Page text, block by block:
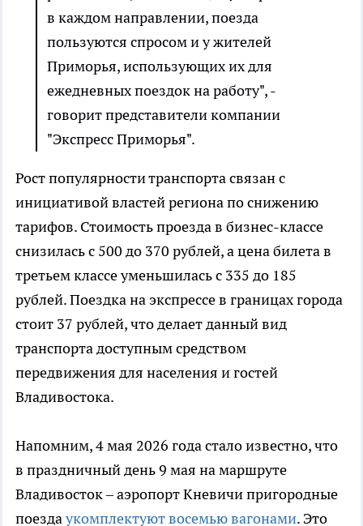
в каждом направлении, поезда
пользуются спросом и у жителей
Приморья, использующих их для
ежедневных поездок на работу", -
говорит представители компании
"Экспресс Приморья".
Рост популярности транспорта связан с
инициативой властей региона по снижению
тарифов. Стоимость проезда в бизнес-классе
снизилась с 500 до 370 рублей, а цена билета в
третьем классе уменьшилась с 335 до 185
рублей. Поездка на экспрессе в границах города
стоит 37 рублей, что делает данный вид
транспорта доступным средством
передвижения для населения и гостей
Владивостока.
Напомним, 4 мая 2026 года стало известно, что
в праздничный день 9 мая на маршруте
Владивосток – аэропорт Кневичи пригородные
поездаукомплектуют восемью вагонами. Это